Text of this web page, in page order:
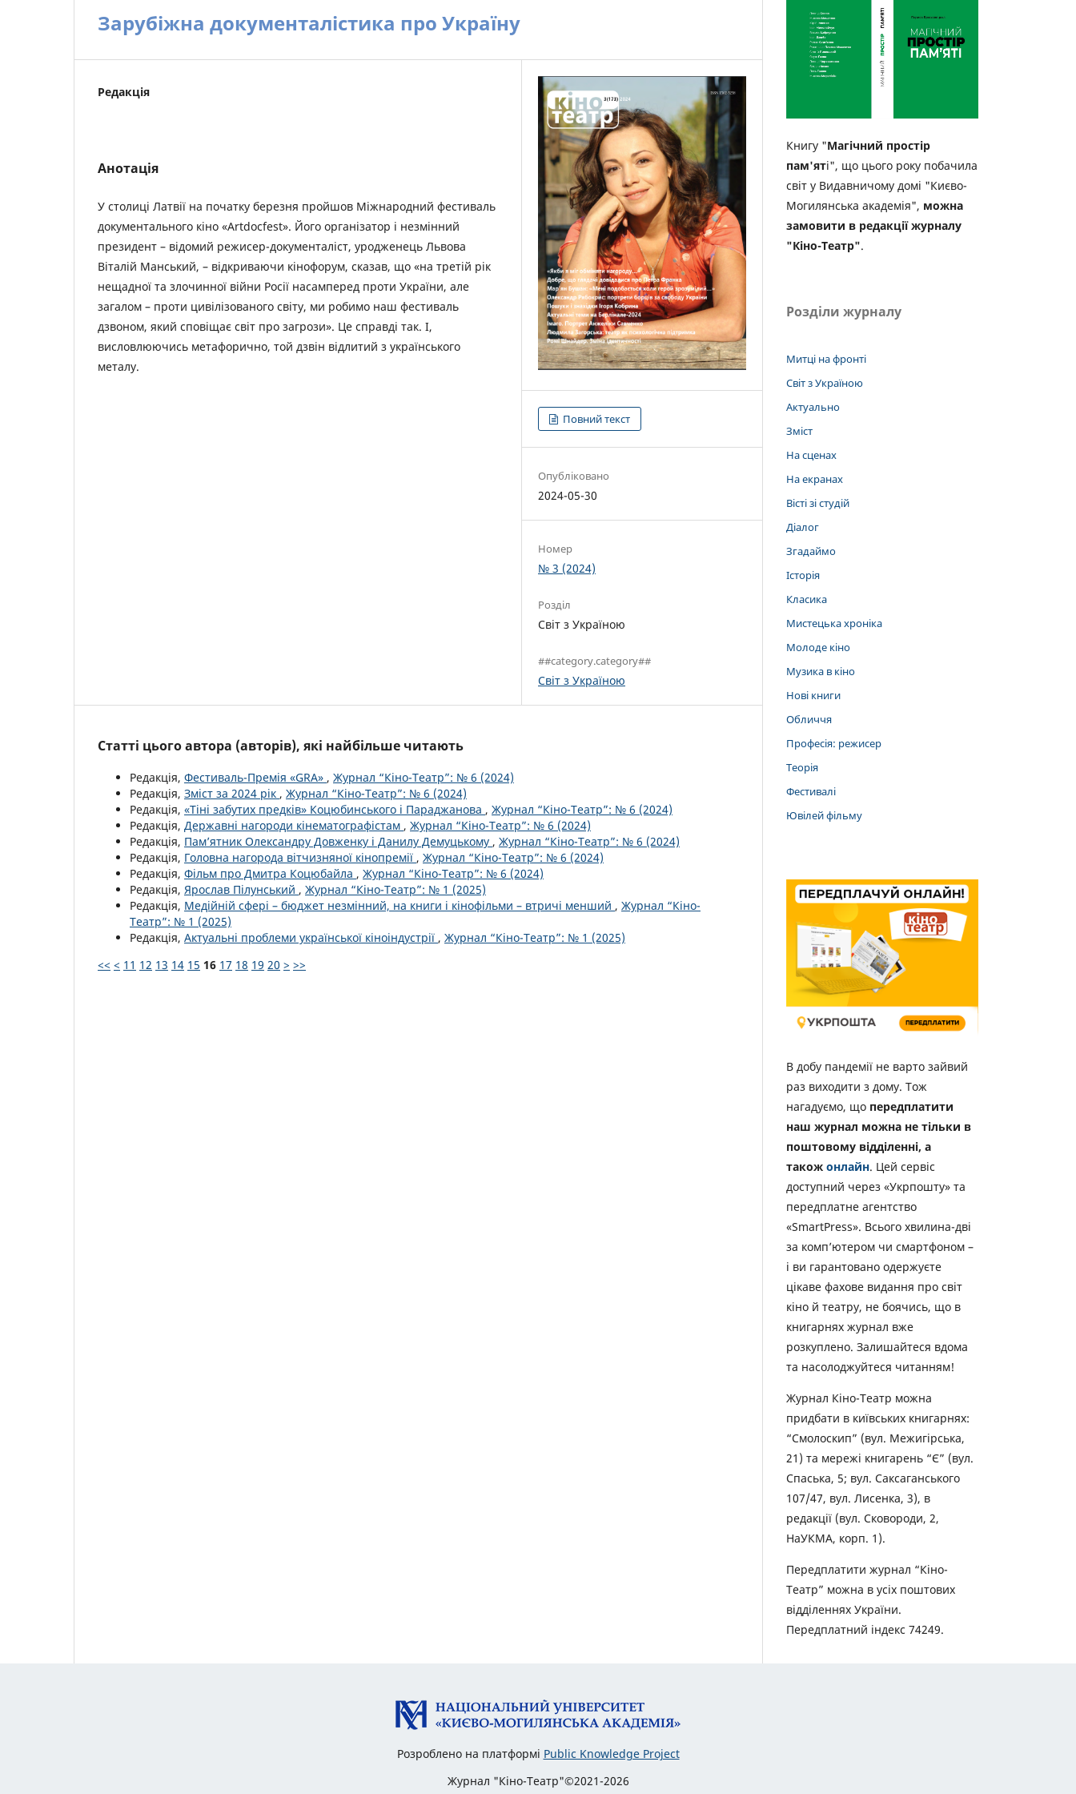
Зарубіжна документалістика про Україну
Редакція
Анотація
У столиці Латвії на початку березня пройшов Міжнародний фестиваль
документального кіно «Artdocfest». Його організатор і незмінний
президент – відомий режисер-документаліст, уродженець Львова
Віталій Манський, – відкриваючи кінофорум, сказав, що «на третій рік
нещадної та злочинної війни Росії насамперед проти України, але
загалом – проти цивілізованого світу, ми робимо наш фестиваль
дзвоном, який сповіщає світ про загрози». Це справді так. І,
висловлюючись метафорично, той дзвін відлитий з українського
металу.
Повний текст
Опубліковано
2024-05-30
Номер
№ 3 (2024)
Розділ
Світ з Україною
##category.category##
Світ з Україною
Статті цього автора (авторів), які найбільше читають
Редакція, Фестиваль-Премія «GRA» , Журнал “Кіно-Театр”: № 6 (2024)
Редакція, Зміст за 2024 рік , Журнал “Кіно-Театр”: № 6 (2024)
Редакція, «Тіні забутих предків» Коцюбинського і Параджанова , Журнал “Кіно-Театр”: № 6 (2024)
Редакція, Державні нагороди кінематографістам , Журнал “Кіно-Театр”: № 6 (2024)
Редакція, Пам’ятник Олександру Довженку і Данилу Демуцькому , Журнал “Кіно-Театр”: № 6 (2024)
Редакція, Головна нагорода вітчизняної кінопремії , Журнал “Кіно-Театр”: № 6 (2024)
Редакція, Фільм про Дмитра Коцюбайла , Журнал “Кіно-Театр”: № 6 (2024)
Редакція, Ярослав Пілунський , Журнал “Кіно-Театр”: № 1 (2025)
Редакція, Медійній сфері – бюджет незмінний, на книги і кінофільми – втричі менший , Журнал “Кіно-
Театр”: № 1 (2025)
Редакція, Актуальні проблеми української кіноіндустрії , Журнал “Кіно-Театр”: № 1 (2025)
<< < 11 12 13 14 15 16 17 18 19 20 > >>
Книгу "Магічний простір
пам'яті", що цього року побачила
світ у Видавничому домі "Києво-
Могилянська академія", можна
замовити в редакції журналу
"Кіно-Театр".
Розділи журналу
Митці на фронті
Світ з Україною
Актуально
Зміст
На сценах
На екранах
Вісті зі студій
Діалог
Згадаймо
Історія
Класика
Мистецька хроніка
Молоде кіно
Музика в кіно
Нові книги
Обличчя
Професія: режисер
Теорія
Фестивалі
Ювілей фільму
В добу пандемії не варто зайвий
раз виходити з дому. Тож
нагадуємо, що передплатити
наш журнал можна не тільки в
поштовому відділенні, а
також онлайн. Цей сервіс
доступний через «Укрпошту» та
передплатне агентство
«SmartPress». Всього хвилина-дві
за комп’ютером чи смартфоном –
і ви гарантовано одержуєте
цікаве фахове видання про світ
кіно й театру, не боячись, що в
книгарнях журнал вже
розкуплено. Залишайтеся вдома
та насолоджуйтеся читанням!
Журнал Кіно-Театр можна
придбати в київських книгарнях:
“Смолоскип” (вул. Межигірська,
21) та мережі книгарень “Є” (вул.
Спаська, 5; вул. Саксаганського
107/47, вул. Лисенка, 3), в
редакції (вул. Сковороди, 2,
НаУКМА, корп. 1).
Передплатити журнал “Кіно-
Театр” можна в усіх поштових
відділеннях України.
Передплатний індекс 74249.
Розроблено на платформі Public Knowledge Project
Журнал "Кіно-Театр"©2021-2026